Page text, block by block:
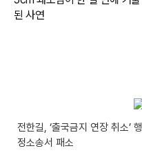
전한길, ‘출국금지 연장 취소’ 행
정소송서 패소